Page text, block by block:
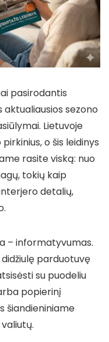
pasirodantis
sezono
Lietuvoje
o šis leidinys
rasite viską: nuo
tokių kaip
detalių,
– informatyvumas.
parduotuvę
su puodeliu
popierinį
šiandieniniame